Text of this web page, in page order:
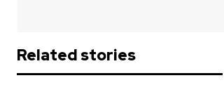
Related stories